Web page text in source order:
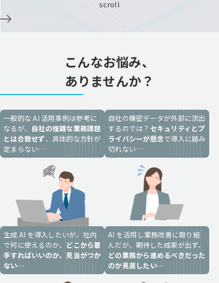
scroll
こんなお悩み、
ありませんか？
一般的な AI 活用事例は参考に
なるが、 自社の複雑な業務課題
とは合致せず、具体的な方針が
定まらない…
自社の機密データが外部に流出
するのでは？ セキュリティとプ
ライバシーが懸念で導入に踏み
切れない…
生成 AI を導入したいが、 社内
で何に使えるのか、 どこから着
手すればいいのか、見当がつか
ない…
AI を活用し業務改善に取り組
んだが、期待した成果が出ず、
どの業務から進めるべきだった
のか見直したい…